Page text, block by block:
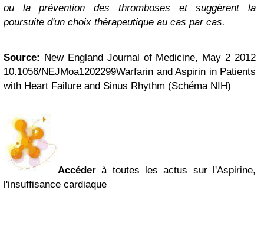
ou la prévention des thromboses et suggèrent la
poursuite d'un choix thérapeutique au cas par cas.
Source: New England Journal of Medicine, May 2 2012
10.1056/NEJMoa1202299Warfarin and Aspirin in Patients
with Heart Failure and Sinus Rhythm (Schéma NIH)
Accéder à toutes les actus sur l'Aspirine,
l'insuffisance cardiaque